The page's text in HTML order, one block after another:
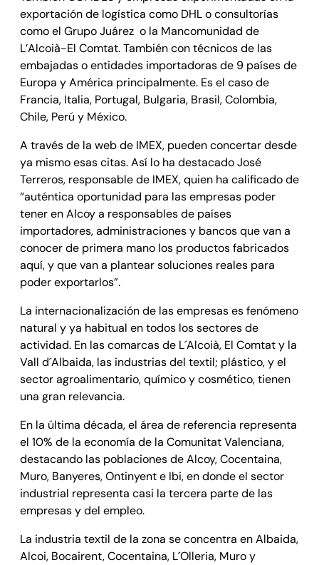
exportación de logística como DHL o consultorías
como el Grupo Juárez o la Mancomunidad de
L’Alcoià-El Comtat. También con técnicos de las
embajadas o entidades importadoras de 9 países de
Europa y América principalmente. Es el caso de
Francia, Italia, Portugal, Bulgaria, Brasil, Colombia,
Chile, Perú y México.
A través de la web de IMEX, pueden concertar desde
ya mismo esas citas. Así lo ha destacado José
Terreros, responsable de IMEX, quien ha calificado de
“auténtica oportunidad para las empresas poder
tener en Alcoy a responsables de países
importadores, administraciones y bancos que van a
conocer de primera mano los productos fabricados
aquí, y que van a plantear soluciones reales para
poder exportarlos”.
La internacionalización de las empresas es fenómeno
natural y ya habitual en todos los sectores de
actividad. En las comarcas de L´Alcoià, El Comtat y la
Vall d´Albaida, las industrias del textil; plástico, y el
sector agroalimentario, químico y cosmético, tienen
una gran relevancia.
En la última década, el área de referencia representa
el 10% de la economía de la Comunitat Valenciana,
destacando las poblaciones de Alcoy, Cocentaina,
Muro, Banyeres, Ontinyent e Ibi, en donde el sector
industrial representa casi la tercera parte de las
empresas y del empleo.
La industria textil de la zona se concentra en Albaida,
Alcoi, Bocairent, Cocentaina, L´Olleria, Muro y